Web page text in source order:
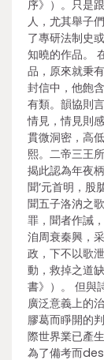
序》）。只是
人，尤其舉子
了專研法制史
知曉的作品。
品，原來就秉
封信中，他飽
有類。韻協則
情見，情見則
貫微洞密，高
熙。二帝三王
揭此認為年夜
聞‘元首明，股
聞五子洛汭之
罪，聞者作誡
洎周衰秦興，
政，下不以歌
動，救掉之道
書》）。 但與
廣泛意義上的
膠葛而睜開的
際世界業已產
為了備考而